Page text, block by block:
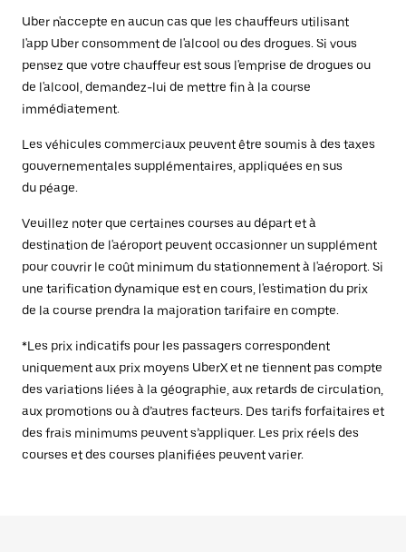
Uber n'accepte en aucun cas que les chauffeurs utilisant
l'app Uber consomment de l'alcool ou des drogues. Si vous
pensez que votre chauffeur est sous l'emprise de drogues ou
de l'alcool, demandez-lui de mettre fin à la course
immédiatement.
Les véhicules commerciaux peuvent être soumis à des taxes
gouvernementales supplémentaires, appliquées en sus
du péage.
Veuillez noter que certaines courses au départ et à
destination de l'aéroport peuvent occasionner un supplément
pour couvrir le coût minimum du stationnement à l'aéroport. Si
une tarification dynamique est en cours, l'estimation du prix
de la course prendra la majoration tarifaire en compte.
*Les prix indicatifs pour les passagers correspondent
uniquement aux prix moyens UberX et ne tiennent pas compte
des variations liées à la géographie, aux retards de circulation,
aux promotions ou à d’autres facteurs. Des tarifs forfaitaires et
des frais minimums peuvent s’appliquer. Les prix réels des
courses et des courses planifiées peuvent varier.